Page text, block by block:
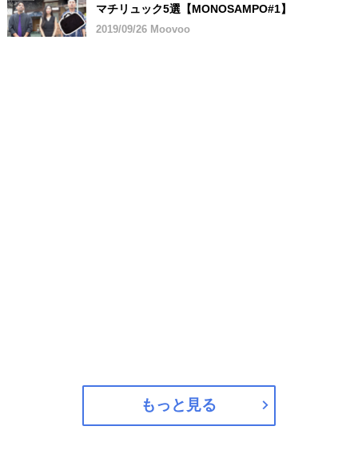
マチリュック5選【MONOSAMPO#1】
2019/09/26 Moovoo
もっと見る